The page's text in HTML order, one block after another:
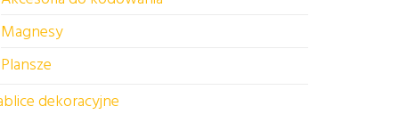
na stronie produktu
zł.
105,00 zł.
ma wiele wariantów. Opcje można wybrać na stronie
Magnesy
Plansze
dekoracyjne